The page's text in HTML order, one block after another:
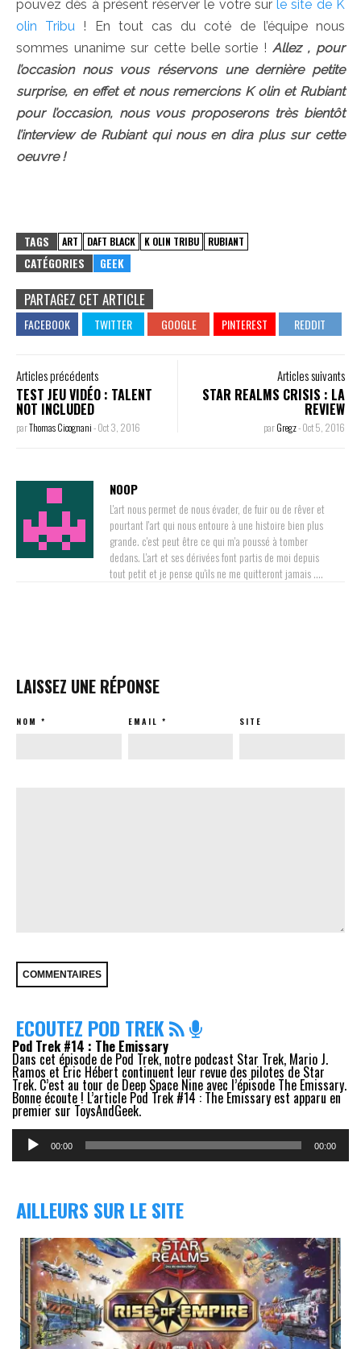
pouvez dès à présent réserver le votre surle site de K
olin Tribu ! En tout cas du coté de l’équipe nous
sommes unanime sur cette belle sortie !Allez , pour
l’occasion nous vous réservons une dernière petite
surprise, en effet et nous remercions K olin et Rubiant
pour l’occasion, nous vous proposerons très bientôt
l’interview de Rubiant qui nous en dira plus sur cette
oeuvre !
TAGS ART DAFT BLACK K OLIN TRIBU RUBIANT
CATÉGORIES GEEK
PARTAGEZ CET ARTICLE
Articles précédents
TEST JEU VIDÉO : TALENT
NOT INCLUDED
parThomas Cicognani-Oct 3, 2016
Articles suivants
STAR REALMS CRISIS : LA
REVIEW
parGregz-Oct 5, 2016
NOOP
L'art nous permet de nous évader, de fuir ou de rêver et
pourtant l'art qui nous entoure à une histoire bien plus
grande. c'est peut être ce qui m'a poussé à tomber
dedans. L'art et ses dérivées font partis de moi depuis
tout petit et je pense qu'ils ne me quitteront jamais ....
LAISSEZ UNE RÉPONSE
NOM * EMAIL * SITE
ECOUTEZ POD TREK
Pod Trek #14 : The Emissary
Dans cet épisode de Pod Trek, notre podcast Star Trek, Mario J.
Ramos et Eric Hébert continuent leur revue des pilotes de Star
Trek. C’est au tour de Deep Space Nine avec l’épisode The Emissary.
Bonne écoute ! L’article Pod Trek #14 : The Emissary est apparu en
premier sur ToysAndGeek.
Lecteur
audio 00:00 00:00
AILLEURS SUR LE SITE